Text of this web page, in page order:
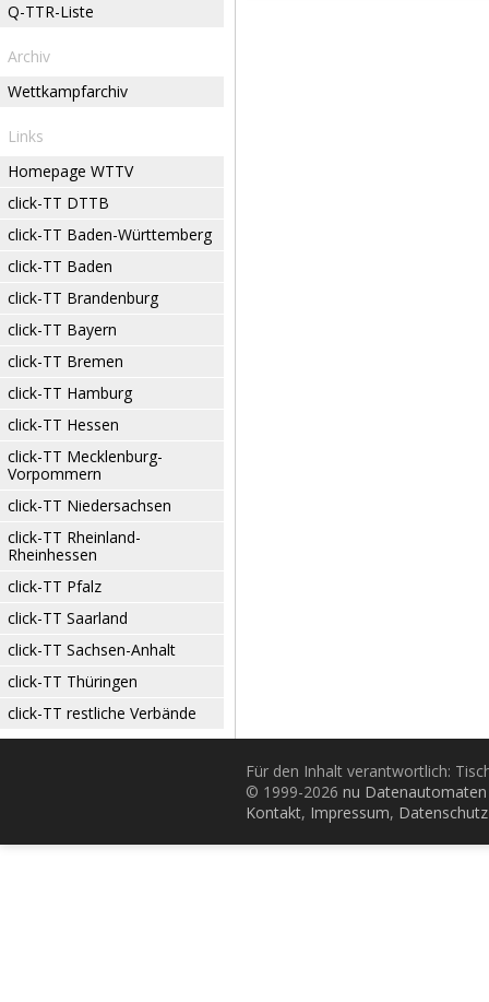
Q-TTR-Liste
Archiv
Wettkampfarchiv
Links
Homepage WTTV
click-TT DTTB
click-TT Baden-Württemberg
click-TT Baden
click-TT Brandenburg
click-TT Bayern
click-TT Bremen
click-TT Hamburg
click-TT Hessen
click-TT Mecklenburg-
Vorpommern
click-TT Niedersachsen
click-TT Rheinland-
Rheinhessen
click-TT Pfalz
click-TT Saarland
click-TT Sachsen-Anhalt
click-TT Thüringen
click-TT restliche Verbände
Für den Inhalt verantwortlich:
© 1999-2026 nu
Kontakt, Impressum, Datenschutz